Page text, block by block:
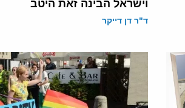
וישראל הבינה זאת היטב
ד"ר דן דייקר